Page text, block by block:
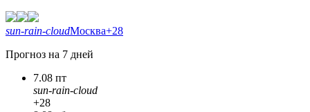
sun-rain-cloudМосква+28
Прогноз на 7 дней
7.08 пт
sun-rain-cloud
+28